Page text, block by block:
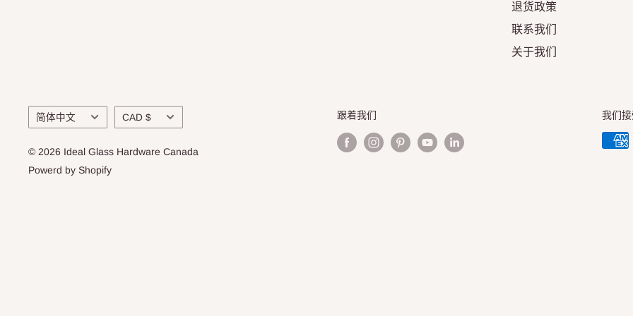
退货政策
联系我们
关于我们
语简体中文
货CAD $
© 2026 Ideal Glass Hardware Canada
Powerd by Shopify
跟着我们 我们